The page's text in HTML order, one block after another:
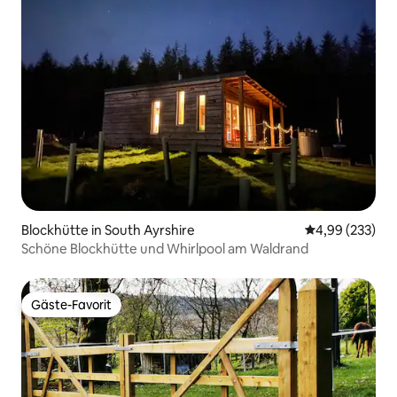
Blockhütte in South Ayrshire
4,99 (233)
Schöne Blockhütte und Whirlpool am Waldrand
Gäste-Favorit
Gäste-Favorit